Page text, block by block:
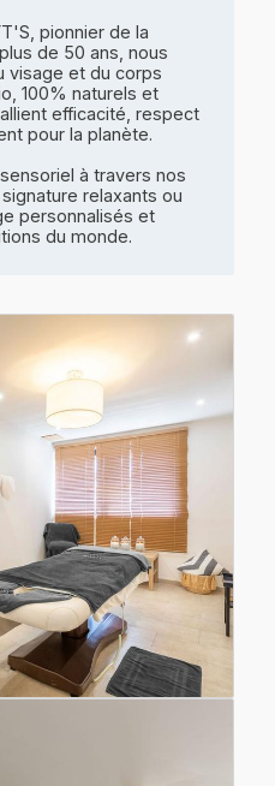
pionnier de la
de 50 ans, nous
visage et du corps
100% naturels et
efficacité, respect
pour la planète.
à travers nos
relaxants ou
personnalisés et
du monde.